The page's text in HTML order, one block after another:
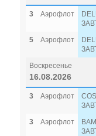
3 Аэрофлот
5
Аэрофлот
Воскресенье
16.08.2026
3 Аэрофлот
3
Аэрофлот